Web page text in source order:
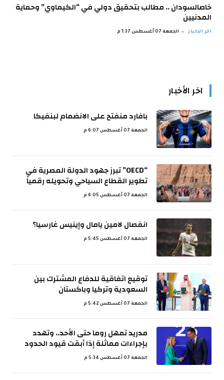
خاصالسودان .. مطالب بتحقيق دولي في “الكيماوي” وحماية
المدنيين
اخر الاخبار الجمعة 07 أغسطس 1:37 م
اخر الأخبار
بافارد منفتح على الانضمام لبنفيكا
الجمعة 07 أغسطس 6:07 م
“OECD” تبرز جهود الدولة المصرية في
تطوير القطاع السياحي وتحويله رقمياً
الجمعة 07 أغسطس 6:05 م
انفصال لامين يامال وإينيس غارسيا؟
الجمعة 07 أغسطس 5:45 م
توقيع اتفاقية للدفاع المشترك بين
السعودية وتركيا وباكستان
الجمعة 07 أغسطس 5:42 م
مدريد تمهل روما حتى الأحد.. وتهدد
بإجراءات مماثلة إذا أبقت قيود الحدود
الجمعة 07 أغسطس 5:34 م